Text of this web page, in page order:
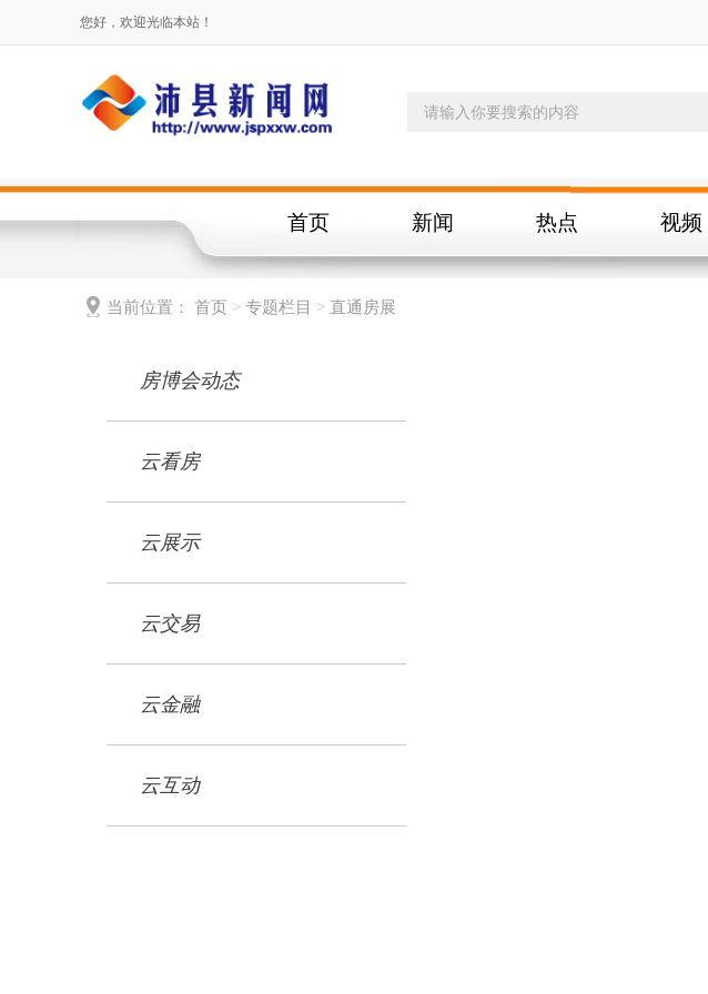
您好，欢迎光临本站！
首页 新闻 热点 视频
当前位置： 首页 > 专题栏目 > 直通房展
房博会动态
云看房
云展示
云交易
云金融
云互动